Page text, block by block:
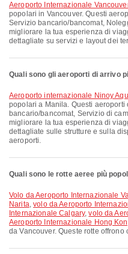
Aeroporto Internazionale
popolari in Vancouver. Questi
Servizio bancario/bancomat,
migliorare la tua esperienza di
dettagliate su servizi e layout dei
Quali sono gli aeroporti di arrivo
Aeroporto internazionale Ninoy
popolari a Manila. Questi
bancario/bancomat, Servizio di
migliorare la tua esperienza di
dettagliate sulle strutture e sulla
aeroporti.
Quali sono le rotte aeree più
volo da Aeroporto Internazionale Vancouver a Aeroporto Internazionale
Narita,volo da Aeroporto
Internazionale Calgary,volo da
Aeroporto Internazionale Hong
da Vancouver. Queste rotte